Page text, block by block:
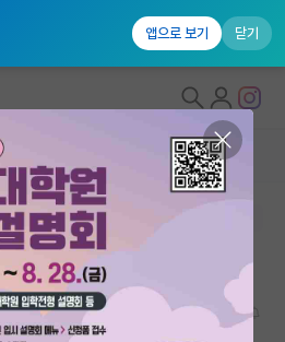
앱으로 보기 닫기
개랩)
니다.
석사 후 박사